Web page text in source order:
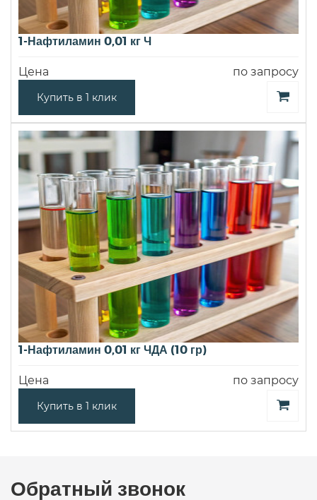
1-Нафтиламин 0,01 кг Ч
Цена по запросу
Купить в 1 клик
1-Нафтиламин 0,01 кг ЧДА (10 гр)
Цена по запросу
Купить в 1 клик
Обратный звонок